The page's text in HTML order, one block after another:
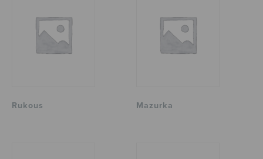
Rukous Mazurka